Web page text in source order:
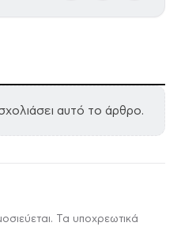
αυτό το άρθρο.
Τα υποχρεωτικά